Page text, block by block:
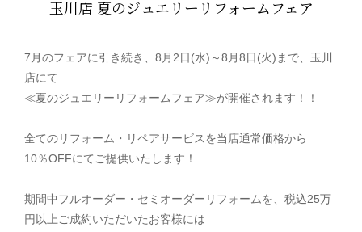
玉川店 夏のジュエリーリフォームフェア
7月のフェアに引き続き、8月2日(水)～8月8日(火)まで、玉川
店にて
≪夏のジュエリーリフォームフェア≫が開催されます！！
全てのリフォーム・リペアサービスを当店通常価格から
10％OFFにてご提供いたします！
期間中フルオーダー・セミオーダーリフォームを、税込25万
円以上ご成約いただいたお客様には